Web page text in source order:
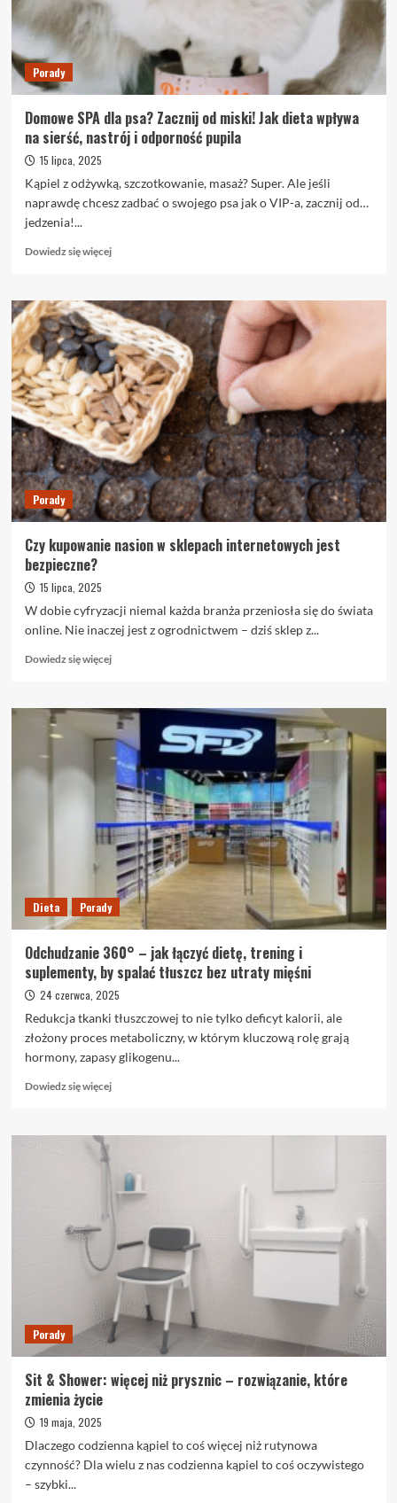
kardiologiczne
wykonywać
regularnie?
Porady
Domowe SPA dla psa? Zacznij od miski! Jak dieta wpływa
na sierść, nastrój i odporność pupila
15 lipca, 2025
Kąpiel z odżywką, szczotkowanie, masaż? Super. Ale jeśli
naprawdę chcesz zadbać o swojego psa jak o VIP-a, zacznij od…
jedzenia!...
Dowiedz się więcejDowiedz
o
Domowe
SPA
dla
psa?
Zacznij
od
miski!
Jak
dieta
wpływa
na
sierść,
nastrój
odporność
Porady
Czy kupowanie nasion w sklepach internetowych jest
bezpieczne?
15 lipca, 2025
W dobie cyfryzacji niemal każda branża przeniosła się do świata
online. Nie inaczej jest z ogrodnictwem – dziś sklep z...
Dowiedz się więcejDowiedz
o
Czy
kupowanie
nasion
w
sklepach
internetowych
jest
bezpieczne?
Dieta Porady
Odchudzanie 360° – jak łączyć dietę, trening i
suplementy, by spalać tłuszcz bez utraty mięśni
24 czerwca, 2025
Redukcja tkanki tłuszczowej to nie tylko deficyt kalorii, ale
złożony proces metaboliczny, w którym kluczową rolę grają
hormony, zapasy glikogenu...
Dowiedz się więcejDowiedz
o
jak
łączyć
trening
suplementy,
by
spalać
tłuszcz
mięśni
Porady
Sit & Shower: więcej niż prysznic – rozwiązanie, które
zmienia życie
19 maja, 2025
Dlaczego codzienna kąpiel to coś więcej niż rutynowa
czynność? Dla wielu z nas codzienna kąpiel to coś oczywistego
– szybki...